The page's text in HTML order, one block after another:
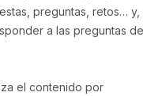
preguntas, retos… y,
a las preguntas de
el contenido por